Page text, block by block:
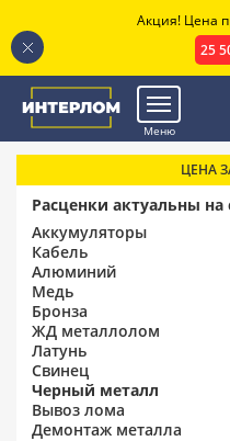
Меню
ЦЕНА
Расценки актуальны на
Аккумуляторы
Кабель
Алюминий
Медь
Бронза
ЖД металлолом
Латунь
Свинец
Черный металл
Вывоз лома
Демонтаж металла
Акция! Цена
25